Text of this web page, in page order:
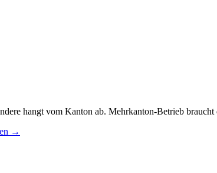
hangt vom Kanton ab. Mehrkanton-Betrieb braucht
→